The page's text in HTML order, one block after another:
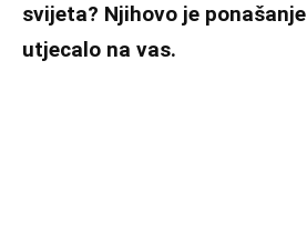
svijeta? Njihovo je
utjecalo na vas.